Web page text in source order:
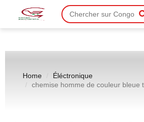
Home
Éléctronique
chemise homme de couleur bleue